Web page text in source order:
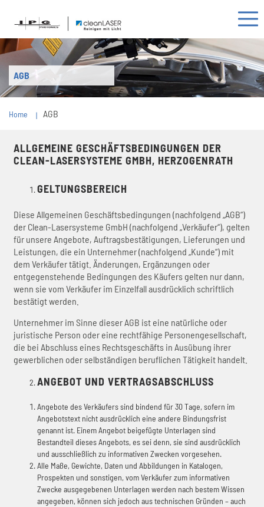
AGB
Home AGB
ALLGEMEINE GESCHÄFTSBEDINGUNGEN DER
CLEAN-LASERSYSTEME GMBH, HERZOGENRATH
GELTUNGSBEREICH
Diese Allgemeinen Geschäftsbedingungen (nachfolgend „AGB“)
der Clean-Lasersysteme GmbH (nachfolgend „Verkäufer“), gelten
für unsere Angebote, Auftragsbestätigungen, Lieferungen und
Leistungen, die ein Unternehmer (nachfolgend „Kunde“) mit
dem Verkäufer tätigt. Änderungen, Ergänzungen oder
entgegenstehende Bedingungen des Käufers gelten nur dann,
wenn sie vom Verkäufer im Einzelfall ausdrücklich schriftlich
bestätigt werden.
Unternehmer im Sinne dieser AGB ist eine natürliche oder
juristische Person oder eine rechtfähige Personengesellschaft,
die bei Abschluss eines Rechtsgeschäfts in Ausübung ihrer
gewerblichen oder selbständigen beruflichen Tätigkeit handelt.
ANGEBOT UND VERTRAGSABSCHLUSS
Angebote des Verkäufers sind bindend für 30 Tage, sofern im
Angebotstext nicht ausdrücklich eine andere Bindungsfrist
genannt ist. Einem Angebot beigefügte Unterlagen sind
Bestandteil dieses Angebots, es sei denn, sie sind ausdrücklich
und ausschließlich zu informativen Zwecken vorgesehen.
Alle Maße, Gewichte, Daten und Abbildungen in Katalogen,
Prospekten und sonstigen, vom Verkäufer zum informativen
Zwecke ausgegebenen Unterlagen werden nach bestem Wissen
angegeben, können sich jedoch aus technischen Gründen – auch